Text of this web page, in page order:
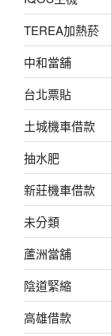
TEREA加熱菸
中和當舖
台北票貼
土城機車借款
抽水肥
新莊機車借款
未分類
蘆洲當舖
陰道緊縮
高雄借款